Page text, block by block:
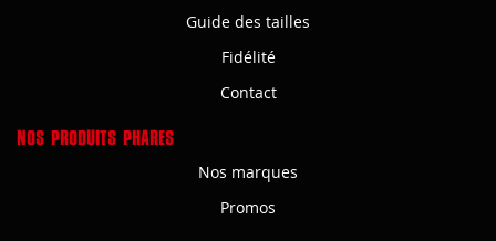
Guide des tailles
Fidélité
Contact
NOS PRODUITS PHARES
Nos marques
Promos